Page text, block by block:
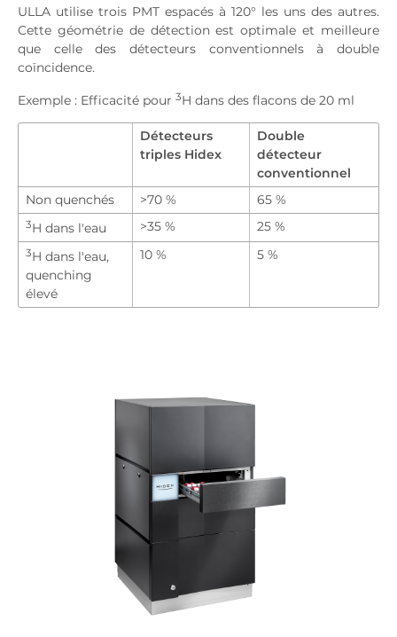
ULLA utilise trois PMT espacés à 120° les uns des autres.
Cette géométrie de détection est optimale et meilleure
que celle des détecteurs conventionnels à double
coïncidence.
Exemple : Efficacité pour 3H dans des flacons de 20 ml
Détecteurs
triples Hidex
Double
détecteur
conventionnel
Non quenchés
>70 % 65 %
3H dans l'eau >35 % 25 %
3H dans l'eau,
quenching
élevé
10 % 5 %